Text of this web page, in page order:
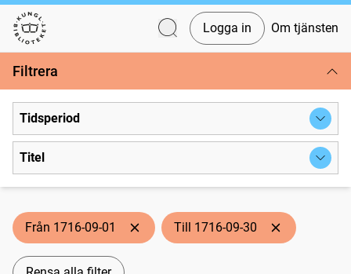
Svenska tidningar
Logga in Om tjänsten
Filtrera
Tidsperiod
Titel
Från 1716-09-01 Till 1716-09-30